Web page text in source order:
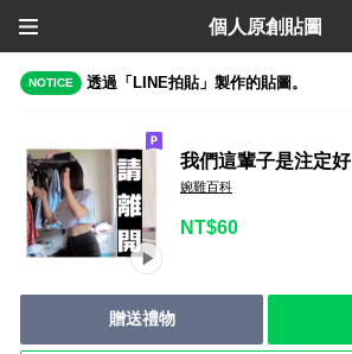
個人原創貼圖
NOTICE 透過「LINE拍貼」製作的貼圖。
我們這輩子是注定好
婉雞百科
NT$60
贈送禮物